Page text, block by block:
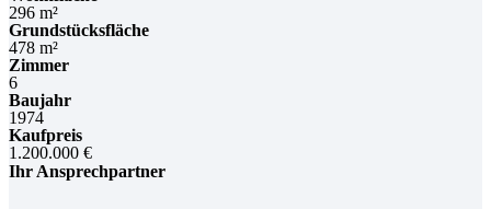
296 m²
Grundstücksfläche
478 m²
Zimmer
6
Baujahr
1974
Kaufpreis
1.200.000 €
Ihr Ansprechpartner